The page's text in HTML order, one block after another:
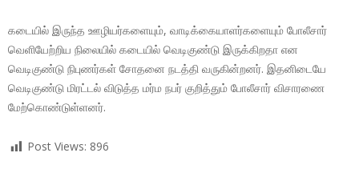
கடையில் இருந்த ஊழியர்களையும், வாடிக்கையாளர்களையும் போலீசார்
வெளியேற்றிய நிலையில் கடையில் வெடிகுண்டு இருக்கிறதா என
வெடிகுண்டு நிபுணர்கள் சோதனை நடத்தி வருகின்றனர். இதனிடையே
வெடிகுண்டு மிரட்டல் விடுத்த மர்ம நபர் குறித்தும் போலீசார் விசாரணை
மேற்கொண்டுள்ளனர்.
Post Views: 896